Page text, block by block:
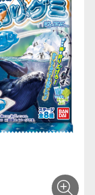
アンパンマン
ポケモンスケールワ
ールド